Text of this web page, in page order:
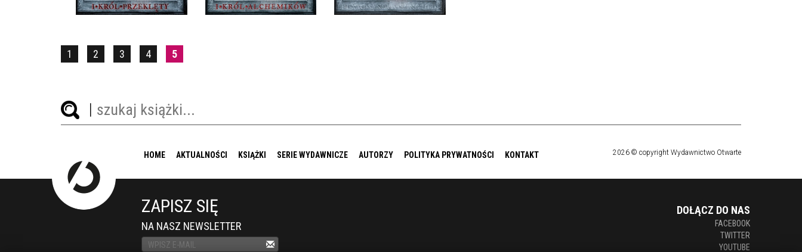
1 2 3 4 5
HOME AKTUALNOŚCI KSIĄŻKI SERIE WYDAWNICZE AUTORZY POLITYKA PRYWATNOŚCI KONTAKT 2026 © copyright Wydawnictwo Otwarte
ZAPISZ SIĘ
NA NASZ NEWSLETTER
DOŁĄCZ DO NAS
FACEBOOK
TWITTER
YOUTUBE